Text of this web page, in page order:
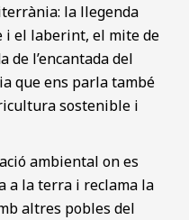
la llegenda
i el laberint, el mite de
de l’encantada del
que ens parla també
sostenible i
ambiental on es
a la terra i reclama la
altres pobles del